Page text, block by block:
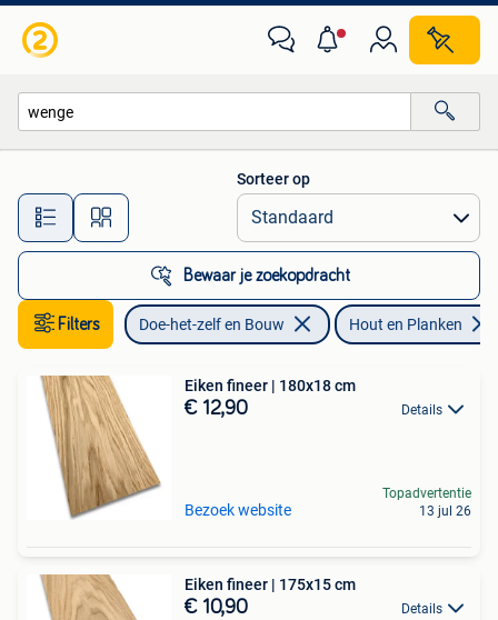
Alle afstanden…
Sorteer op
Bewaar je zoekopdracht
Filters Doe-het-zelf en Bouw Hout en Planken
Eiken fineer | 180x18 cm
€ 12,90 Details
Bezoek website
Topadvertentie
13 jul 26
Eiken fineer | 175x15 cm
€ 10,90 Details